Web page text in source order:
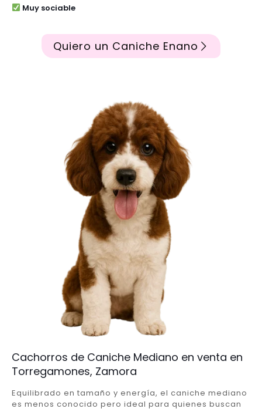
Muy sociable
Quiero un Caniche Enano
Cachorros de Caniche Mediano en venta en
Torregamones, Zamora
Equilibrado en tamaño y energía, el caniche mediano
es menos conocido pero ideal para quienes buscan